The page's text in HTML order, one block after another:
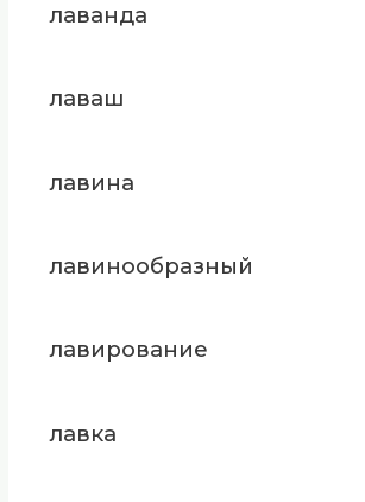
лаванда
лаваш
лавина
лавинообразный
лавирование
лавка